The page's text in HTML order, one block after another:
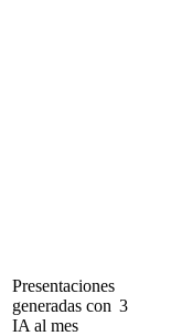
Presentaciones
generadas con
IA al mes
3